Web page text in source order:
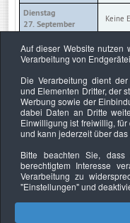
Dienstag
27. September
Keine
Mittwoch
28. September
Keine
29. September
Keine
Freitag
30. September
Keine
Samstag
Sonntag
02. Oktober
Keine
Auf dieser Website nutzen
Verarbeitung von
Die Verarbeitung dient
und Elementen Dritter, der
Werbung sowie der
dabei Daten an Dritte
Einwilligung ist freiwillig,
und kann jederzeit über
Bitte beachten Sie,
berechtigtem Interesse
Verarbeitung zu
"Einstellungen"und